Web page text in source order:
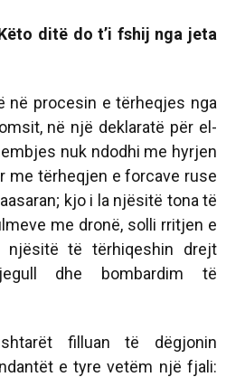
ditë do t’i fshij nga jeta
në procesin e tërheqjes nga
në një deklaratë për el-
nuk ndodhi me hyrjen
me tërheqjen e forcave ruse
kjo i la njësitë tona të
me dronë, solli rritjen e
njësitë të tërhiqeshin drejt
dhe bombardim të
filluan të dëgjonin
e tyre vetëm një fjali: